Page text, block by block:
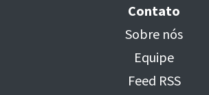
Contato
Sobre nós
Equipe
Feed RSS